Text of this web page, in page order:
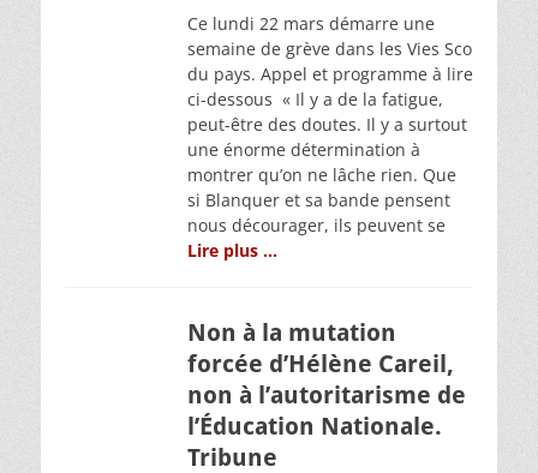
Ce lundi 22 mars démarre une
semaine de grève dans les Vies Sco
du pays. Appel et programme à lire
ci-dessous « Il y a de la fatigue,
peut-être des doutes. Il y a surtout
une énorme détermination à
montrer qu’on ne lâche rien. Que
si Blanquer et sa bande pensent
nous décourager, ils peuvent se
Lire plus …
Non à la mutation
forcée d’Hélène Careil,
non à l’autoritarisme de
l’Éducation Nationale.
Tribune